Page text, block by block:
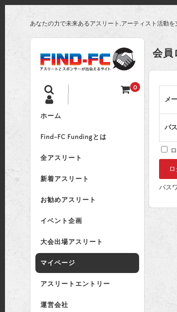
あなたの力で未来あるアスリート,アーティスト活動を
0
ホーム
Find-FC Fundingとは
全アスリート
新着アスリート
お勧めアスリート
イベント企画
大会出場アスリート
マイページ
アスリートエントリー
運営会社
会員
メ
パ
パス